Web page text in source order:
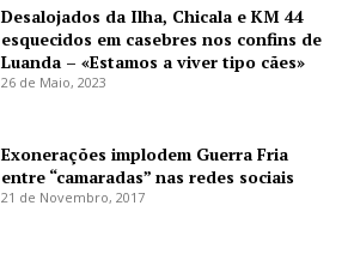
Desalojados da Ilha, Chicala e KM 44
esquecidos em casebres nos confins de
Luanda – «Estamos a viver tipo cães»
26 de Maio, 2023
Exonerações implodem Guerra Fria
entre “camaradas” nas redes sociais
21 de Novembro, 2017